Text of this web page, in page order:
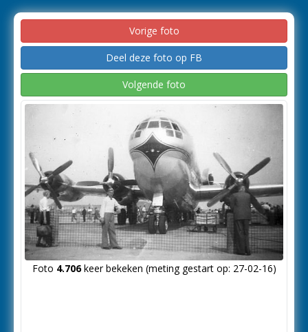
Vorige foto
Deel deze foto op FB
Volgende foto
Foto 4.706keer bekeken (meting gestart op: 27-02-16)